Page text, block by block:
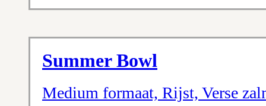
Summer Bowl
Medium formaat, Rijst, Verse